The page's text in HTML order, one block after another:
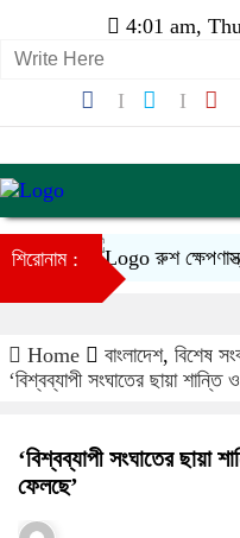
4:01 am,
শিরোনাম : রুশ ক্ষেপণাস্ত্র-
Home বাংলাদেশ, বিশেষ
‘বিশ্বব্যাপী সংঘাতের ছায়া
‘বিশ্বব্যাপী সংঘাতের ছায়া
ফেলছে’